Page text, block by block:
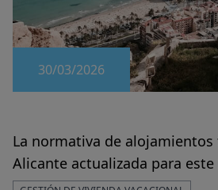
30/03/2026
La normativa de
Alicante actualizada para este